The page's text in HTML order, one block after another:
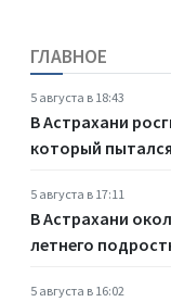
ГЛАВНОЕ
5 августа в 18:43
В Астрахани
который
5 августа в 17:11
В Астрахани
летнего
5 августа в 16:02